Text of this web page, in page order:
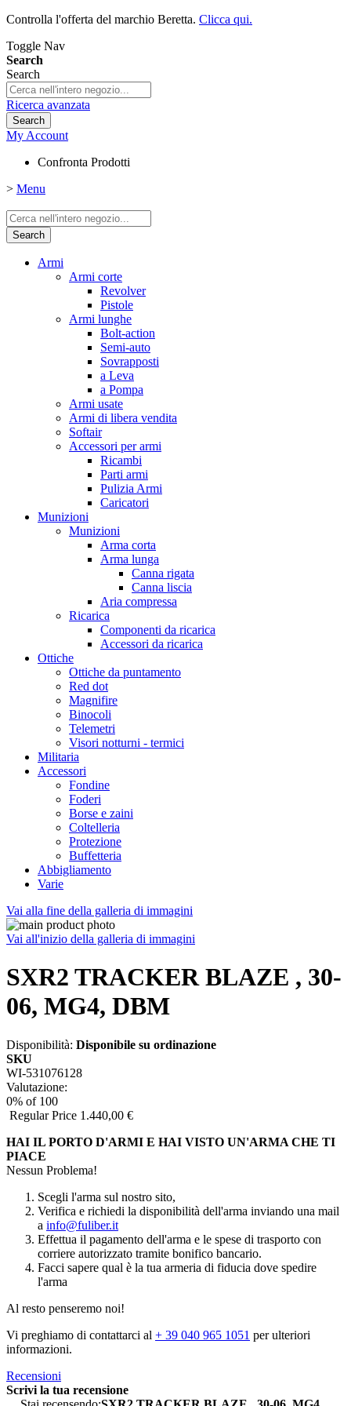
Controlla l'offerta del marchio Beretta. Clicca qui.
Toggle Nav
Search
Search
Ricerca avanzata
Search
My Account
Confronta Prodotti
> Menu
Search
Armi
Armi corte
Revolver
Pistole
Armi lunghe
Bolt-action
Semi-auto
Sovrapposti
a Leva
a Pompa
Armi usate
Armi di libera vendita
Softair
Accessori per armi
Ricambi
Parti armi
Pulizia Armi
Caricatori
Munizioni
Munizioni
Arma corta
Arma lunga
Canna rigata
Canna liscia
Aria compressa
Ricarica
Componenti da ricarica
Accessori da ricarica
Ottiche
Ottiche da puntamento
Red dot
Magnifire
Binocoli
Telemetri
Visori notturni - termici
Militaria
Accessori
Fondine
Foderi
Borse e zaini
Coltelleria
Protezione
Buffetteria
Abbigliamento
Varie
Vai alla fine della galleria di immagini
Vai all'inizio della galleria di immagini
SXR2 TRACKER BLAZE , 30-
06, MG4, DBM
Disponibilità: Disponibile su ordinazione
SKU
WI-531076128
Valutazione:
0% of 100
Regular Price 1.440,00 €
HAI IL PORTO D'ARMI E HAI VISTO UN'ARMA CHE TI
PIACE
Nessun Problema!
Scegli l'arma sul nostro sito,
Verifica e richiedi la disponibilità dell'arma inviando una mail
a info@fuliber.it
Effettua il pagamento dell'arma e le spese di trasporto con
corriere autorizzato tramite bonifico bancario.
Facci sapere qual è la tua armeria di fiducia dove spedire
l'arma
Al resto penseremo noi!
Vi preghiamo di contattarci al + 39 040 965 1051 per ulteriori
informazioni.
Recensioni
Scrivi la tua recensione